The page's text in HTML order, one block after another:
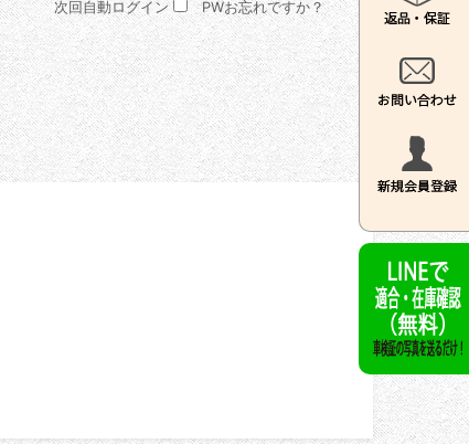
次回自動ログイン PWお忘れですか？